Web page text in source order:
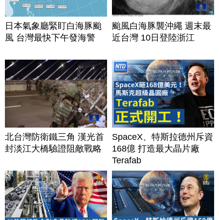
日本氣象廳緊盯白海豚颱
風 台灣最快下午發海警
颱風白海豚襲沖繩 週末最
近台灣 10日登陸浙江
北台灣防衛鐵三角 漢光首
封淡江大橋驗證阻敵戰略
SpaceX、特斯拉德州斥資
168億 打造最大晶片廠
Terafab